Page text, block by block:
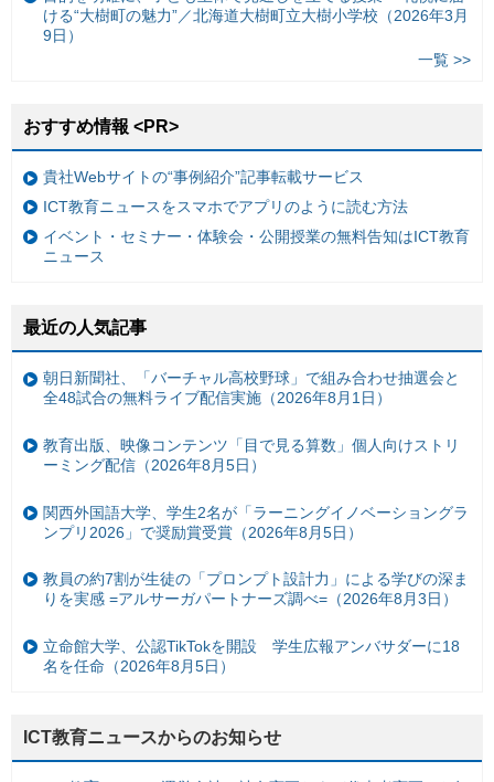
ける“大樹町の魅力”／北海道大樹町立大樹小学校（2026年3月
9日）
一覧 >>
おすすめ情報 <PR>
貴社Webサイトの“事例紹介”記事転載サービス
ICT教育ニュースをスマホでアプリのように読む方法
イベント・セミナー・体験会・公開授業の無料告知はICT教育
ニュース
最近の人気記事
朝日新聞社、「バーチャル高校野球」で組み合わせ抽選会と
全48試合の無料ライブ配信実施（2026年8月1日）
教育出版、映像コンテンツ「目で見る算数」個人向けストリ
ーミング配信（2026年8月5日）
関西外国語大学、学生2名が「ラーニングイノベーショングラ
ンプリ2026」で奨励賞受賞（2026年8月5日）
教員の約7割が生徒の「プロンプト設計力」による学びの深ま
りを実感 =アルサーガパートナーズ調べ=（2026年8月3日）
立命館大学、公認TikTokを開設 学生広報アンバサダーに18
名を任命（2026年8月5日）
ICT教育ニュースからのお知らせ